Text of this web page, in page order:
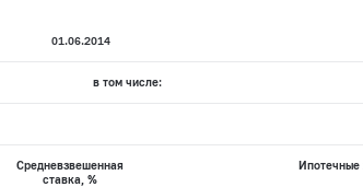
01.06.2014
в том числе:
Средневзвешенная
ставка, %